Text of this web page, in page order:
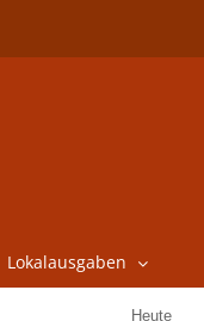
Lokalausgaben